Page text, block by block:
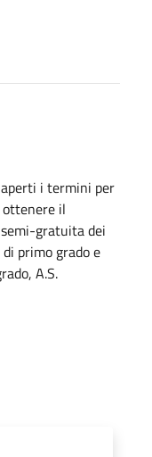
i termini per
ottenere il
gratuita dei
primo grado e
A.S.